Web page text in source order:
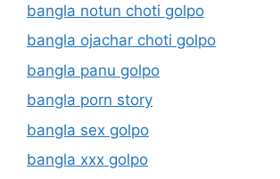
bangla notun choti golpo
bangla ojachar choti golpo
bangla panu golpo
bangla porn story
bangla sex golpo
bangla xxx golpo